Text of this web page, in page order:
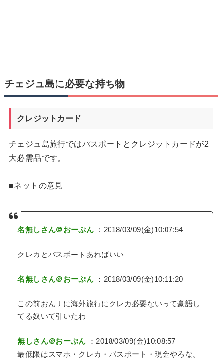
チェジュ島に必要な持ち物
クレジットカード
チェジュ島旅行ではパスポートとクレジットカードが2
大必需品です。
■ネットの意見
名無しさん＠おーぷん ：2018/03/09(金)10:07:54
クレカとパスポートあればいい
名無しさん＠おーぷん ：2018/03/09(金)10:11:20
この前おんＪに海外旅行にクレカ必要ないって豪語し
てる奴いて引いたわ
無しさん＠おーぷん ：2018/03/09(金)10:08:57
最低限はスマホ・クレカ・パスポート・現金やろな。